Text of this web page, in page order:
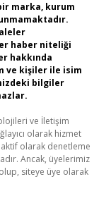
marka, kurum
haber niteliği
hakkında
ve kişiler ile isim
bilgiler
ve İletişim
olarak hizmet
olarak denetleme
Ancak, üyelerimiz
siteye üye olarak